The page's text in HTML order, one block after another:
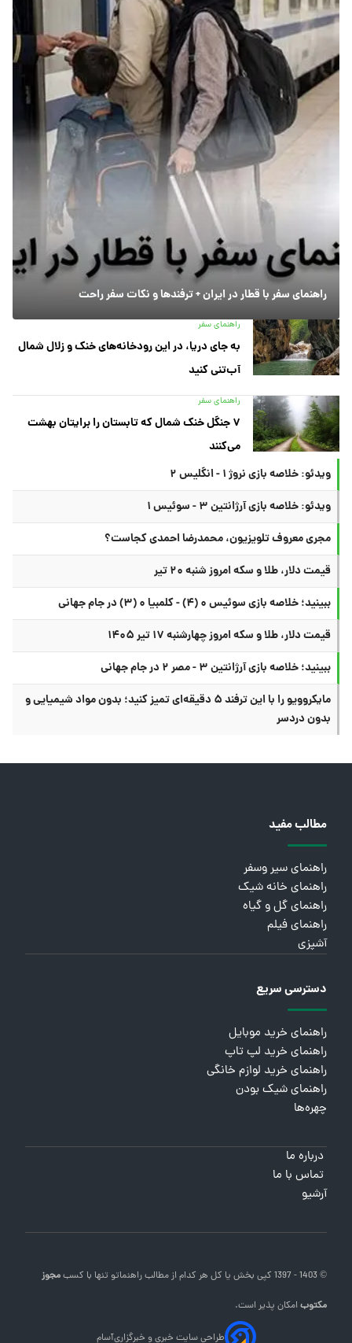
راهنمای سفر با قطار در ایران + ترفندها و نکات سفر راحت
راهنمای سفر
به جای دریا، در این رودخانه‌های خنک و زلال شمال
آب‌تنی کنید
راهنمای سفر
۷ جنگل خنک شمال که تابستان را برایتان بهشت
می‌کنند
ویدئو: خلاصه بازی نروژ ۱ - انگلیس ۲
ویدئو: خلاصه بازی آرژانتین ۳ - سوئیس ۱
مجری معروف تلویزیون، محمدرضا احمدی کجاست؟
قیمت دلار، طلا و سکه امروز شنبه ۲۰ تیر
ببینید؛ خلاصه بازی سوئیس ۰ (۴) - کلمبیا ۰ (۳) در جام جهانی
قیمت دلار، طلا و سکه امروز چهارشنبه ۱۷ تیر ۱۴۰۵
ببینید؛ خلاصه بازی آرژانتین ۳ - مصر ۲ در جام جهانی
مایکروویو را با این ترفند ۵ دقیقه‌ای تمیز کنید؛ بدون مواد شیمیایی و
بدون دردسر
مطالب مفید
راهنمای سیر وسفر
راهنمای خانه شیک
راهنمای گل و گیاه
راهنمای فیلم
آشپزی
دسترسی سریع
راهنمای خرید موبایل
راهنمای خرید لپ تاپ
راهنمای خرید لوازم خانگی
راهنمای شیک بودن
چهره‌ها
درباره ما
تماس با ما
آرشیو
© 1403 - 1397 کپی بخش یا کل هر کدام از مطالب راهنماتو تنها با کسبمجوز
مکتوبامکان پذیر است.
طراحی سایت خبری و خبرگزاریآسام